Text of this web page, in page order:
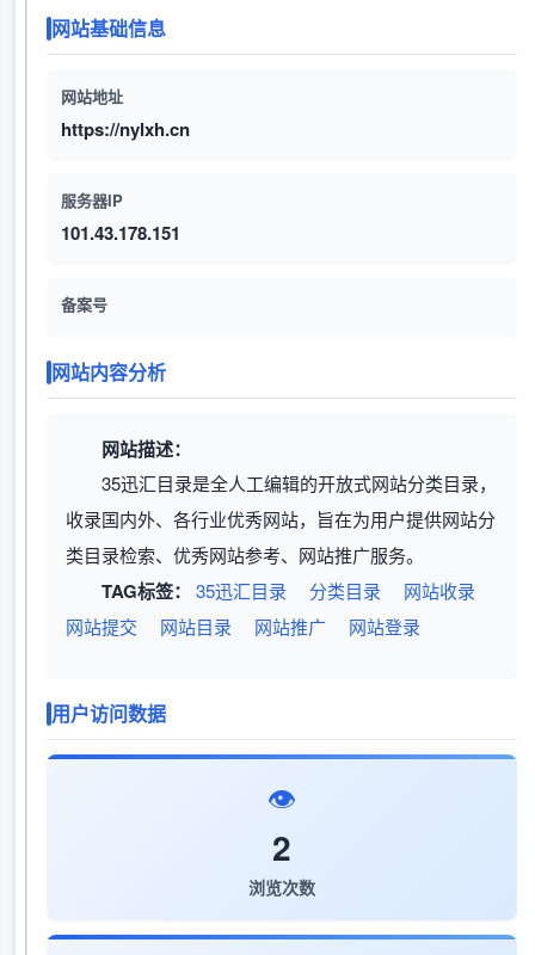
网站基础信息
网站地址
https://nylxh.cn
服务器IP
101.43.178.151
备案号
网站内容分析
网站描述：
‌35迅汇目录是全人工编辑的开放式网站分类目录，
收录国内外、各行业优秀网站，旨在为用户提供网站分
类目录检索、优秀网站参考、网站推广服务。
TAG标签： 35迅汇目录 分类目录
网站收录
网站提交
网站目录 网站推广 网站登录
用户访问数据
👁️
2
浏览次数